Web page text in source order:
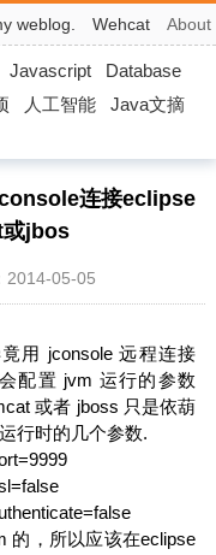
weblog. Wehcat About
Javascript
Database
人工智能
Java文摘
连接eclipse
或jbos
2014-05-05
用 jconsole 远程连接
配置 jvm 运行的参数
或者 jboss 只是依葫
行时的几个参数.
的，所以应该在eclipse